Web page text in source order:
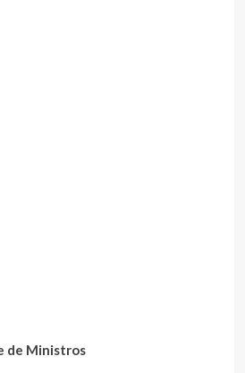
de Ministros